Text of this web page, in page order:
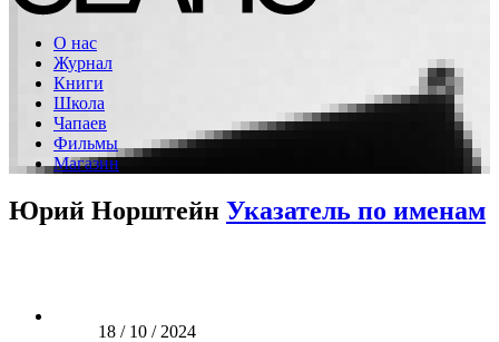
О нас
Журнал
Книги
Школа
Чапаев
Фильмы
Магазин
Юрий Норштейн Указатель по именам
18 / 10 / 2024